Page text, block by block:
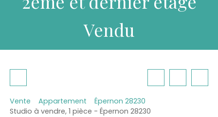
Vendu
Vente Appartement
Épernon 28230
Studio à vendre, 1 pièce - Épernon 28230